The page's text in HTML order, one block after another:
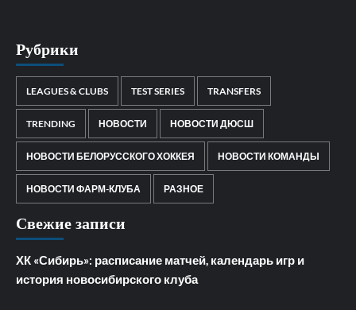
Рубрики
LEAGUES & CLUBS TEST SERIES TRANSFERS
TRENDING НОВОСТИ НОВОСТИ ДЮСШ
НОВОСТИ БЕЛОРУССКОГО ХОККЕЯ НОВОСТИ КОМАНДЫ
НОВОСТИ ФАРМ-КЛУБА РАЗНОЕ
Свежие записи
ХК «Сибирь»: расписание матчей, календарь игр и
история новосибирского клуба